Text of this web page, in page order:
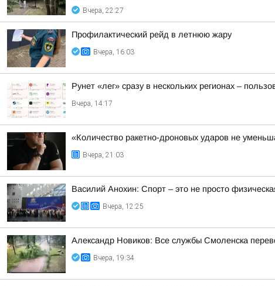
Вчера, 22:27
Профилактический рейд в летнюю жару
Вчера, 16:03
Рунет «лег» сразу в нескольких регионах –
Вчера, 14:17
«Количество ракетно-дроновых ударов не
Вчера, 21:03
Василий Анохин: Спорт – это не просто
Вчера, 12:25
Александр Новиков: Все службы Смоленска
Вчера, 19:34